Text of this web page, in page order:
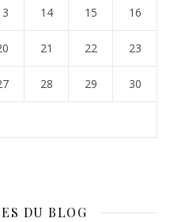
14 15 16
21 22 23
28 29 30
DU BLOG